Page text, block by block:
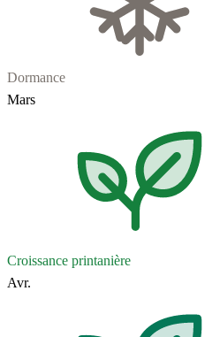
Dormance
Mars
Croissance printanière
Avr.